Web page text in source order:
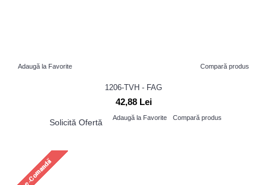
Adaugă la Favorite Compară produs
1206-TVH - FAG
42,88 Lei
Solicită Ofertă Adaugă la Favorite Compară produs